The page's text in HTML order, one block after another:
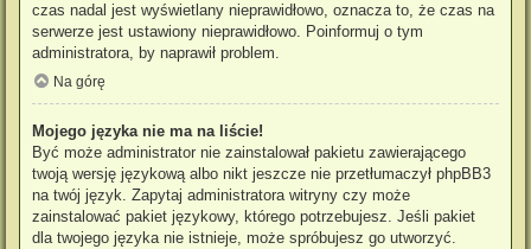
czas nadal jest wyświetlany nieprawidłowo, oznacza to, że czas na
serwerze jest ustawiony nieprawidłowo. Poinformuj o tym
administratora, by naprawił problem.
Na górę
Mojego języka nie ma na liście!
Być może administrator nie zainstalował pakietu zawierającego
twoją wersję językową albo nikt jeszcze nie przetłumaczył phpBB3
na twój język. Zapytaj administratora witryny czy może
zainstalować pakiet językowy, którego potrzebujesz. Jeśli pakiet
dla twojego języka nie istnieje, może spróbujesz go utworzyć.